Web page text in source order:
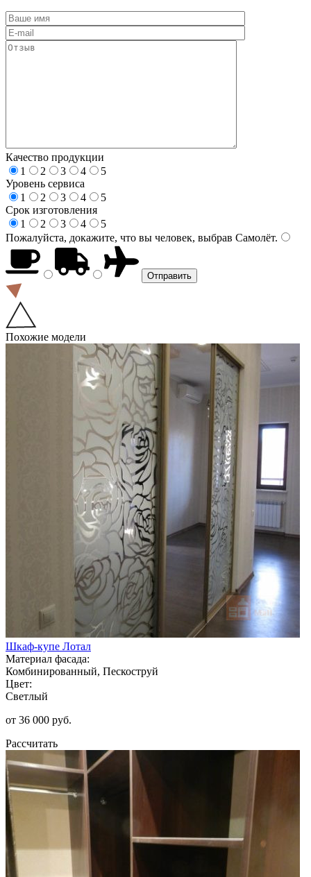
Качество продукции
1
2 3 4
5
Уровень сервиса
1
2 3 4
5
Срок изготовления
1
2 3 4
5
Пожалуйста, докажите, что вы человек, выбрав Самолёт.
Похожие модели
Шкаф-купе Лотал
Материал фасада:
Комбинированный, Пескоструй
Цвет:
Светлый
от 36 000 руб.
Рассчитать